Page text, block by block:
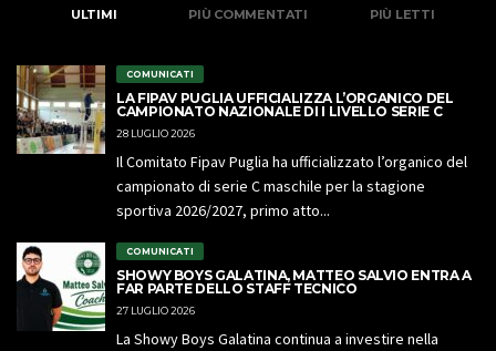
ULTIMI PIÙ COMMENTATI PIÙ LETTI
COMUNICATI
LA FIPAV PUGLIA UFFICIALIZZA L’ORGANICO DEL
CAMPIONATO NAZIONALE DI I LIVELLO SERIE C
28 LUGLIO 2026
Il Comitato Fipav Puglia ha ufficializzato l’organico del
campionato di serie C maschile per la stagione
sportiva 2026/2027, primo atto...
COMUNICATI
SHOWY BOYS GALATINA, MATTEO SALVIO ENTRA A
FAR PARTE DELLO STAFF TECNICO
27 LUGLIO 2026
La Showy Boys Galatina continua a investire nella